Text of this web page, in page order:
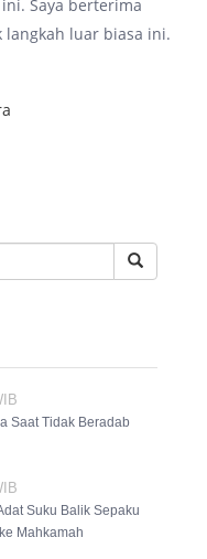
Saya berterima
langkah luar biasa ini.
Saat Tidak Beradab
Suku Balik Sepaku
Mahkamah